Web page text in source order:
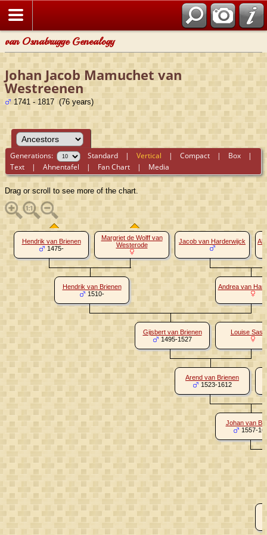
van Osnabrugge Genealogy
Johan Jacob Mamuchet van
Westreenen
1741 - 1817 (76 years)
Generations: Standard |Vertical |Compact | Box |
Text |Ahnentafel | Fan Chart | Media
Drag or scroll to see more of the chart.
Hendrik van Brienen
1475-
Margriet de Wolff van
Westerode
Jacob van Harderwijck
Hendrik van Brienen
1510-
Andrea van
Gijsbert van Brienen
1495-1527
Louise
Arend van Brienen
1523-1612
Johan van
1557-